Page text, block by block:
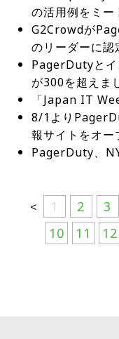
ップは、開発者
境に移行する前に
をCursor開発者
な問題が検出され
トリガーできる
ステムは、AIファ
のリーダーシップ
ローの加速と運
rDutyの機能を開
イールからの継
用し、問題を未
速に解決できる
した仮説、チャ
瞬間を捉える。こ
gerDutyプラット
トな自動対応、よ
発者にコンテキ
本から解決する能
社はまた、エージ
強化された高度
REエージェント
なマルチエージ
gerDutyが自律型
しての役割を担
ョンと継続的な
ものだ。開発者に
場合にはより迅
提供することで、
未来を形作る一
ションは、業界に
ションの力と補完
のメリットを示
gerDuty
ど、2026年の運
が披露される。視
技術の展望を同
用チームが日々の
イノベーション
示する。出典：
し、AIOps 投資
た、Operations
版SRE Agentが
ions Consoleは、
視覚的に分かり
のインシデント管
今回の日本語化
で使用することの
で利用可能となっ
のインシデント
復旧に向けて必
送信してくれる
（
le”を選択して、
の活用例をミー
G2Crowdが
のリーダーに認
PagerDutyとイ
が300を超えま
「Japan IT
8/1より
報サイトをオー
PagerDuty、
< 1 2 3
10
11 12